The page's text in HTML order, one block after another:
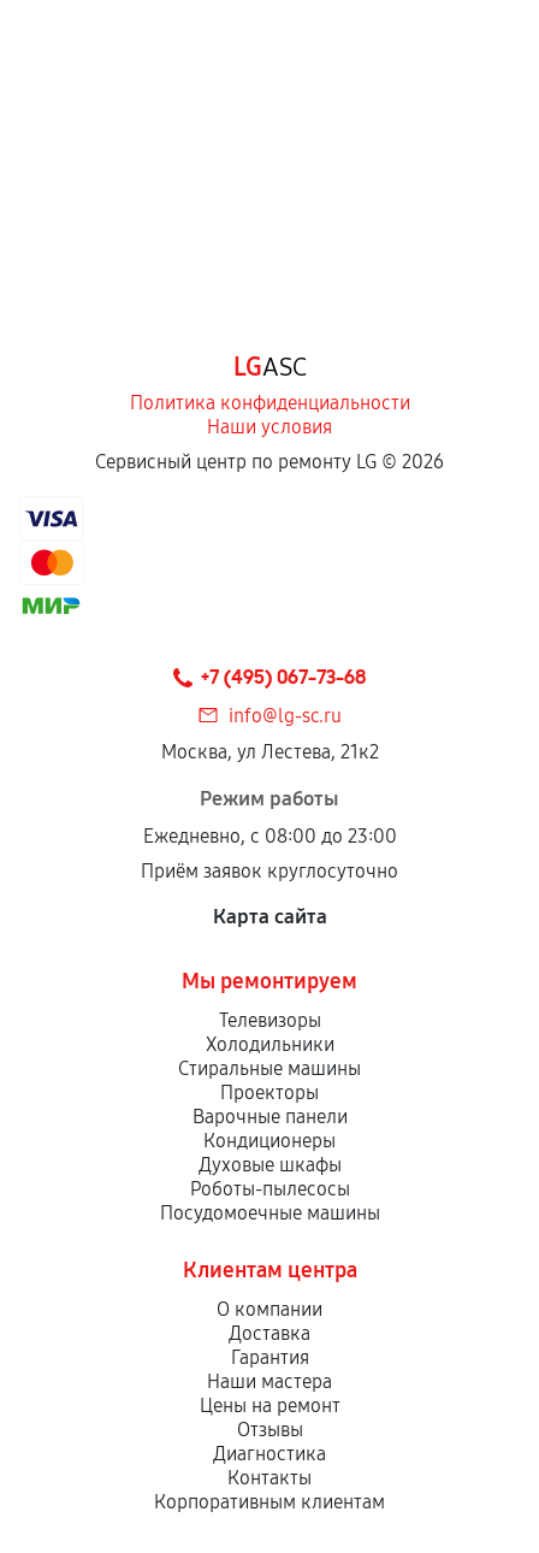
LGASC
Политика конфиденциальности
Наши условия
Сервисный центр по ремонту LG © 2026
+7 (495) 067-73-68
info@lg-sc.ru
Москва, ул Лестева, 21к2
Режим работы
Ежедневно, с 08:00 до 23:00
Приём заявок круглосуточно
Карта сайта
Мы ремонтируем
Телевизоры
Холодильники
Стиральные машины
Проекторы
Варочные панели
Кондиционеры
Духовые шкафы
Роботы-пылесосы
Посудомоечные машины
Клиентам центра
О компании
Доставка
Гарантия
Наши мастера
Цены на ремонт
Отзывы
Диагностика
Контакты
Корпоративным клиентам